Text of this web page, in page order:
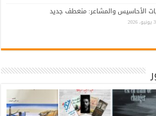
الأحاسيس والمشاعر: منعطف جديد
3 يونيو، 2026